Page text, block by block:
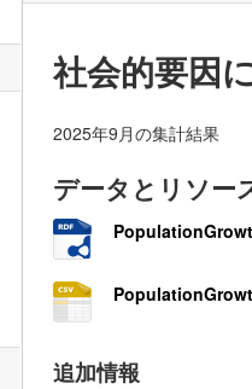
社会的要因
2025年9月の集計結果
データとリソー
追加情報